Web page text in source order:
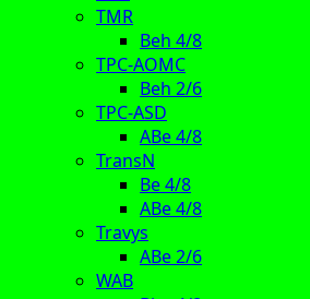
TMR
Beh 4/8
TPC-AOMC
Beh 2/6
TPC-ASD
ABe 4/8
TransN
Be 4/8
ABe 4/8
Travys
ABe 2/6
WAB